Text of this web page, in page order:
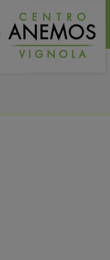
HOME 2021 05